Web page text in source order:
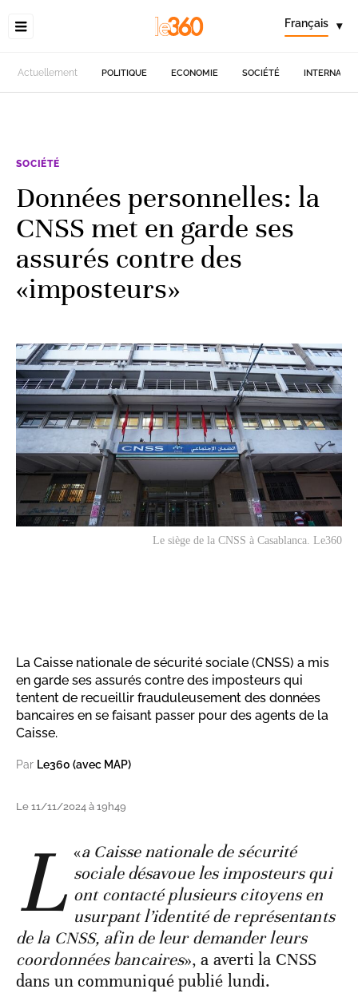
Français ▾
Actuellement POLITIQUE ECONOMIE SOCIÉTÉ
SOCIÉTÉ
Données personnelles: la
CNSS met en garde ses
assurés contre des
«imposteurs»
Le siège de la CNSS à Casablanca. Le360
La Caisse nationale de sécurité sociale (CNSS) a mis
en garde ses assurés contre des imposteurs qui
tentent de recueillir frauduleusement des données
bancaires en se faisant passer pour des agents de la
Caisse.
Par Le360 (avec MAP)
Le 11/11/2024 à 19h49
«
L
a Caisse nationale de sécurité
sociale désavoue les imposteurs qui
ont contacté plusieurs citoyens en
usurpant l’identité de représentants
de la CNSS, afin de leur demander leurs
coordonnées bancaires», a averti la CNSS
dans un communiqué publié lundi.